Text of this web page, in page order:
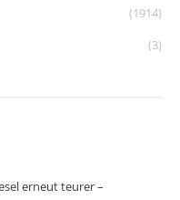
(1914)
(3)
erneut teurer –